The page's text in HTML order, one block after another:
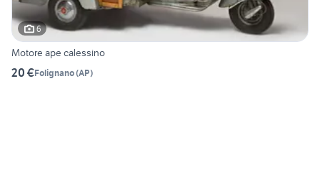
6
Motore ape calessino
20 €Folignano(AP)